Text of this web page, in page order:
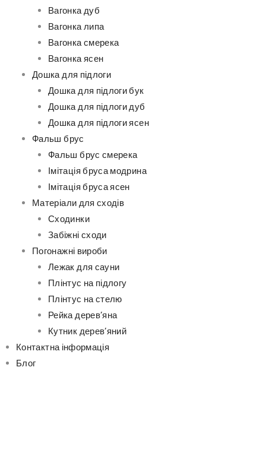
Вагонка дуб
Вагонка липа
Вагонка смерека
Вагонка ясен
Дошка для підлоги
Дошка для підлоги бук
Дошка для підлоги дуб
Дошка для підлоги ясен
Фальш брус
Фальш брус смерека
Імітація бруса модрина
Імітація бруса ясен
Матеріали для сходів
Сходинки
Забіжні сходи
Погонажні вироби
Лежак для сауни
Плінтус на підлогу
Плінтус на стелю
Рейка дерев’яна
Кутник дерев’яний
Контактна інформація
Блог